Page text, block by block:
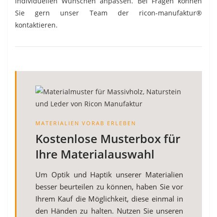
Sie gern unser Team der ricon-manufaktur®
kontaktieren.
MATERIALIEN VORAB ERLEBEN
Kostenlose Musterbox für
Ihre Materialauswahl
Um Optik und Haptik unserer Materialien
besser beurteilen zu können, haben Sie vor
Ihrem Kauf die Möglichkeit, diese einmal in
den Händen zu halten. Nutzen Sie unseren